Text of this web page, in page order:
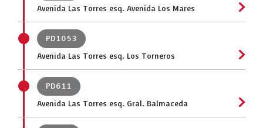
Avenida Las Torres esq. Avenida Los Mares
PD1053
Avenida Las Torres esq. Los Torneros
PD611
Avenida Las Torres esq. Gral. Balmaceda